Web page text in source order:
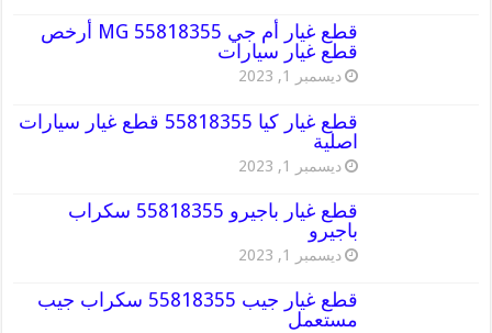
قطع غيار أم جي MG 55818355 أرخص
قطع غيار سيارات
ديسمبر 1, 2023
قطع غيار كيا 55818355 قطع غيار سيارات
اصلية
ديسمبر 1, 2023
قطع غيار باجيرو 55818355 سكراب
باجيرو
ديسمبر 1, 2023
قطع غيار جيب 55818355 سكراب جيب
مستعمل